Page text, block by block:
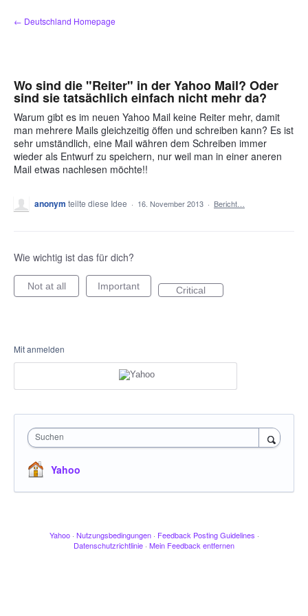
Zum
Inhalt
← Deutschland Homepage
Wo sind die "Reiter" in der Yahoo Mail? Oder
sind sie tatsächlich einfach nicht mehr da?
Warum gibt es im neuen Yahoo Mail keine Reiter mehr, damit
man mehrere Mails gleichzeitig öffen und schreiben kann? Es ist
sehr umständlich, eine Mail währen dem Schreiben immer
wieder als Entwurf zu speichern, nur weil man in einer aneren
Mail etwas nachlesen möchte!!
anonym teilte diese Idee · 16. November 2013 · Bericht…
Wie wichtig ist das für dich?
Not at all Important Critical
Mit anmelden
Suchen
Yahoo
Yahoo · Nutzungsbedingungen · Feedback Posting Guidelines ·
Datenschutzrichtlinie · Mein Feedback entfernen